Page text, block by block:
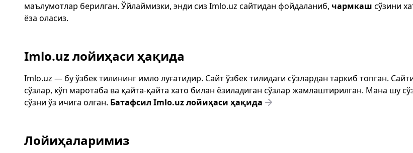
маълумотлар берилган. Ўйлаймизки, энди сиз Imlo.uz сайтидан фойдаланиб, чармкаш сўзини
ёза оласиз.
Imlo.uz лойиҳаси ҳақида
Imlo.uz — бу ўзбек тилининг имло луғатидир. Сайт ўзбек тилидаги сўзлардан таркиб топган.
сўзлар, кўп маротаба ва қайта-қайта хато билан ёзиладиган сўзлар жамлаштирилган. Мана шу
сўзни ўз ичига олган. Батафсил Imlo.uz лойиҳаси ҳақида
Лойиҳаларимиз